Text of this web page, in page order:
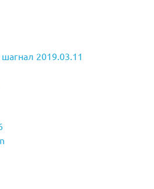
2019.03.11